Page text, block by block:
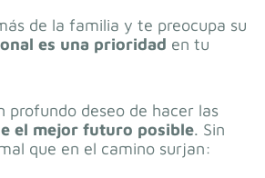
de la familia y te preocupa su
es una prioridad en tu
profundo deseo de hacer las
el mejor futuro posible. Sin
que en el camino surjan: